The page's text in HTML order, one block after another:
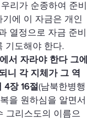
리가 순종하여 준비
에 이 자금은 개인
열정으로 자금 준비
기도해야 한다.
서 자라야 한다 그에
니 각 지체가 그 역
4장 16절(남북한병행
을 원하심을 알면서
그리스도의 이름으